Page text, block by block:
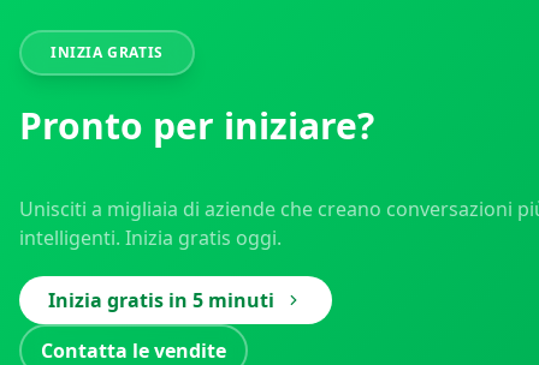
INIZIA GRATIS
Pronto per iniziare?
Unisciti a migliaia di aziende che creano conversazioni
intelligenti. Inizia gratis oggi.
Inizia gratis in 5 minuti
Contatta le vendite